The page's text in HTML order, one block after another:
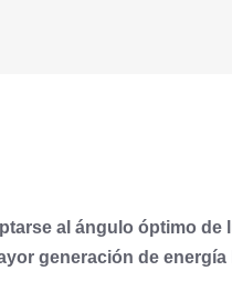
al ángulo óptimo de
generación de